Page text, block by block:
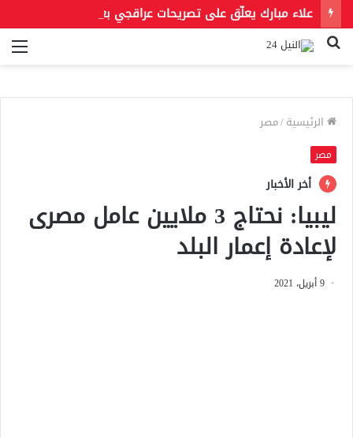
بحث
الرئيسية/مصر
مصر
أخر الأخبار
ليبيا: نحتاج 3 ملايين عامل مصرى
لإعادة إعمار البلد
9 أبريل، 2021